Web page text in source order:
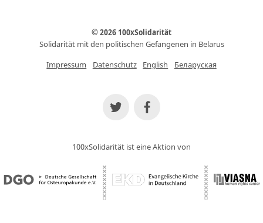
© 2026 100xSolidarität
Solidarität mit den politischen Gefangenen in Belarus
Impressum
Datenschutz English Беларуская
100xSolidarität ist eine Aktion von